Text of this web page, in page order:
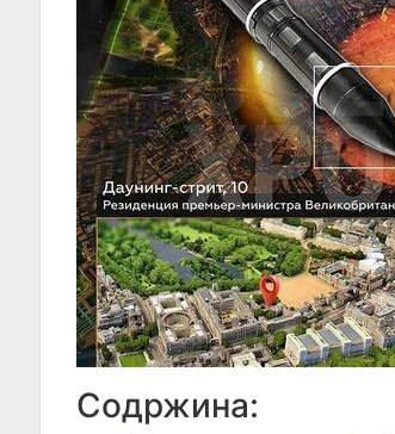
Содржина: